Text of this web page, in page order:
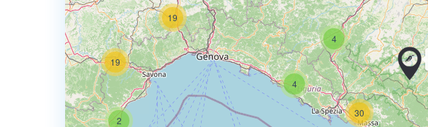
2
4
19
19
4
30